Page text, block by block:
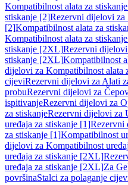
Kompatibilnost alata za
stiskanje [2]Rezervni dijelovi za
[2]Kompatibilnost alata za
Kompatibilnost alata za
stiskanje [2XL]Rezervni
stiskanje [2XL]Kompatibilnost
dijelovi za Kompatibilnost alata
cijeviRezervni dijelovi za Alati
probuRezervni dijelovi za
ispitivanjeRezervni dijelovi za
za stiskanjeRezervni dijelovi za
uređaja za stiskanje [1]Rezervni
za stiskanje [1]Kompatibilnost
dijelovi za Kompatibilnost
uređaja za stiskanje [2XL]
uređaja za stiskanje [2XL]Za
površinaStalci za polaganje